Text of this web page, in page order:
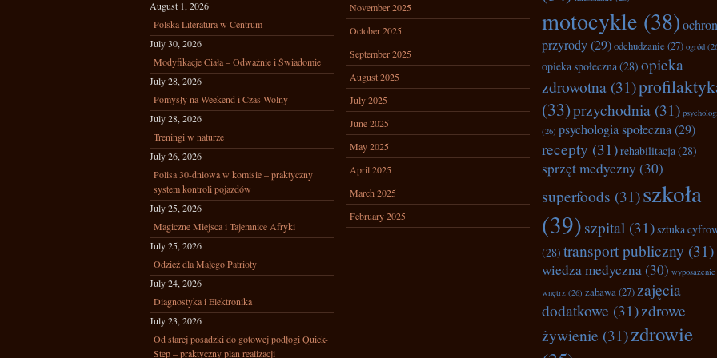
August 1, 2026
Polska Literatura w Centrum
July 30, 2026
Modyfikacje Ciała – Odważnie i Świadomie
July 28, 2026
Pomysły na Weekend i Czas Wolny
July 28, 2026
Treningi w naturze
July 26, 2026
Polisa 30-dniowa w komisie – praktyczny
system kontroli pojazdów
July 25, 2026
Magiczne Miejsca i Tajemnice Afryki
July 25, 2026
Odzież dla Małego Patrioty
July 24, 2026
Diagnostyka i Elektronika
July 23, 2026
Od starej posadzki do gotowej podłogi Quick-
Step – praktyczny plan realizacji
November 2025
October 2025
September 2025
August 2025
July 2025
June 2025
May 2025
April 2025
March 2025
February 2025
motocykle (38)
przyrody(29)odchudzanie (27) ogród
opieka społeczna(28) opieka
zdrowotna (31)
(33)przychodnia (31)
(26) psychologia społeczna(29)
recepty (31)rehabilitacja(28)
sprzęt medyczny (30)
superfoods (31)szkoła
(39)szpital (31)sztuka
(28) transport publiczny (31)
wiedza medyczna(30) wyposażenie
wnętrz (26) zabawa(27) zajęcia
dodatkowe (31)zdrowe
żywienie (31)zdrowie